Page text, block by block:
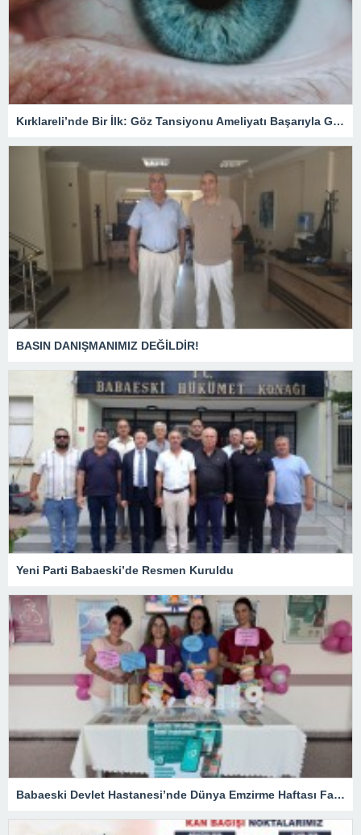
Kırklareli’nde Bir İlk: Göz Tansiyonu Ameliyatı Başarıyla Gerçekleştirildi
BASIN DANIŞMANIMIZ DEĞİLDİR!
Yeni Parti Babaeski’de Resmen Kuruldu
Babaeski Devlet Hastanesi’nde Dünya Emzirme Haftası Farkındalığı